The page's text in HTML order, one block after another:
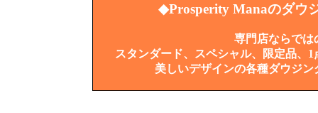
◆Prosperity Manaのダウ
専門店ならでは
スタンダード、スペシャル、限定品、
美しいデザインの各種ダウジ